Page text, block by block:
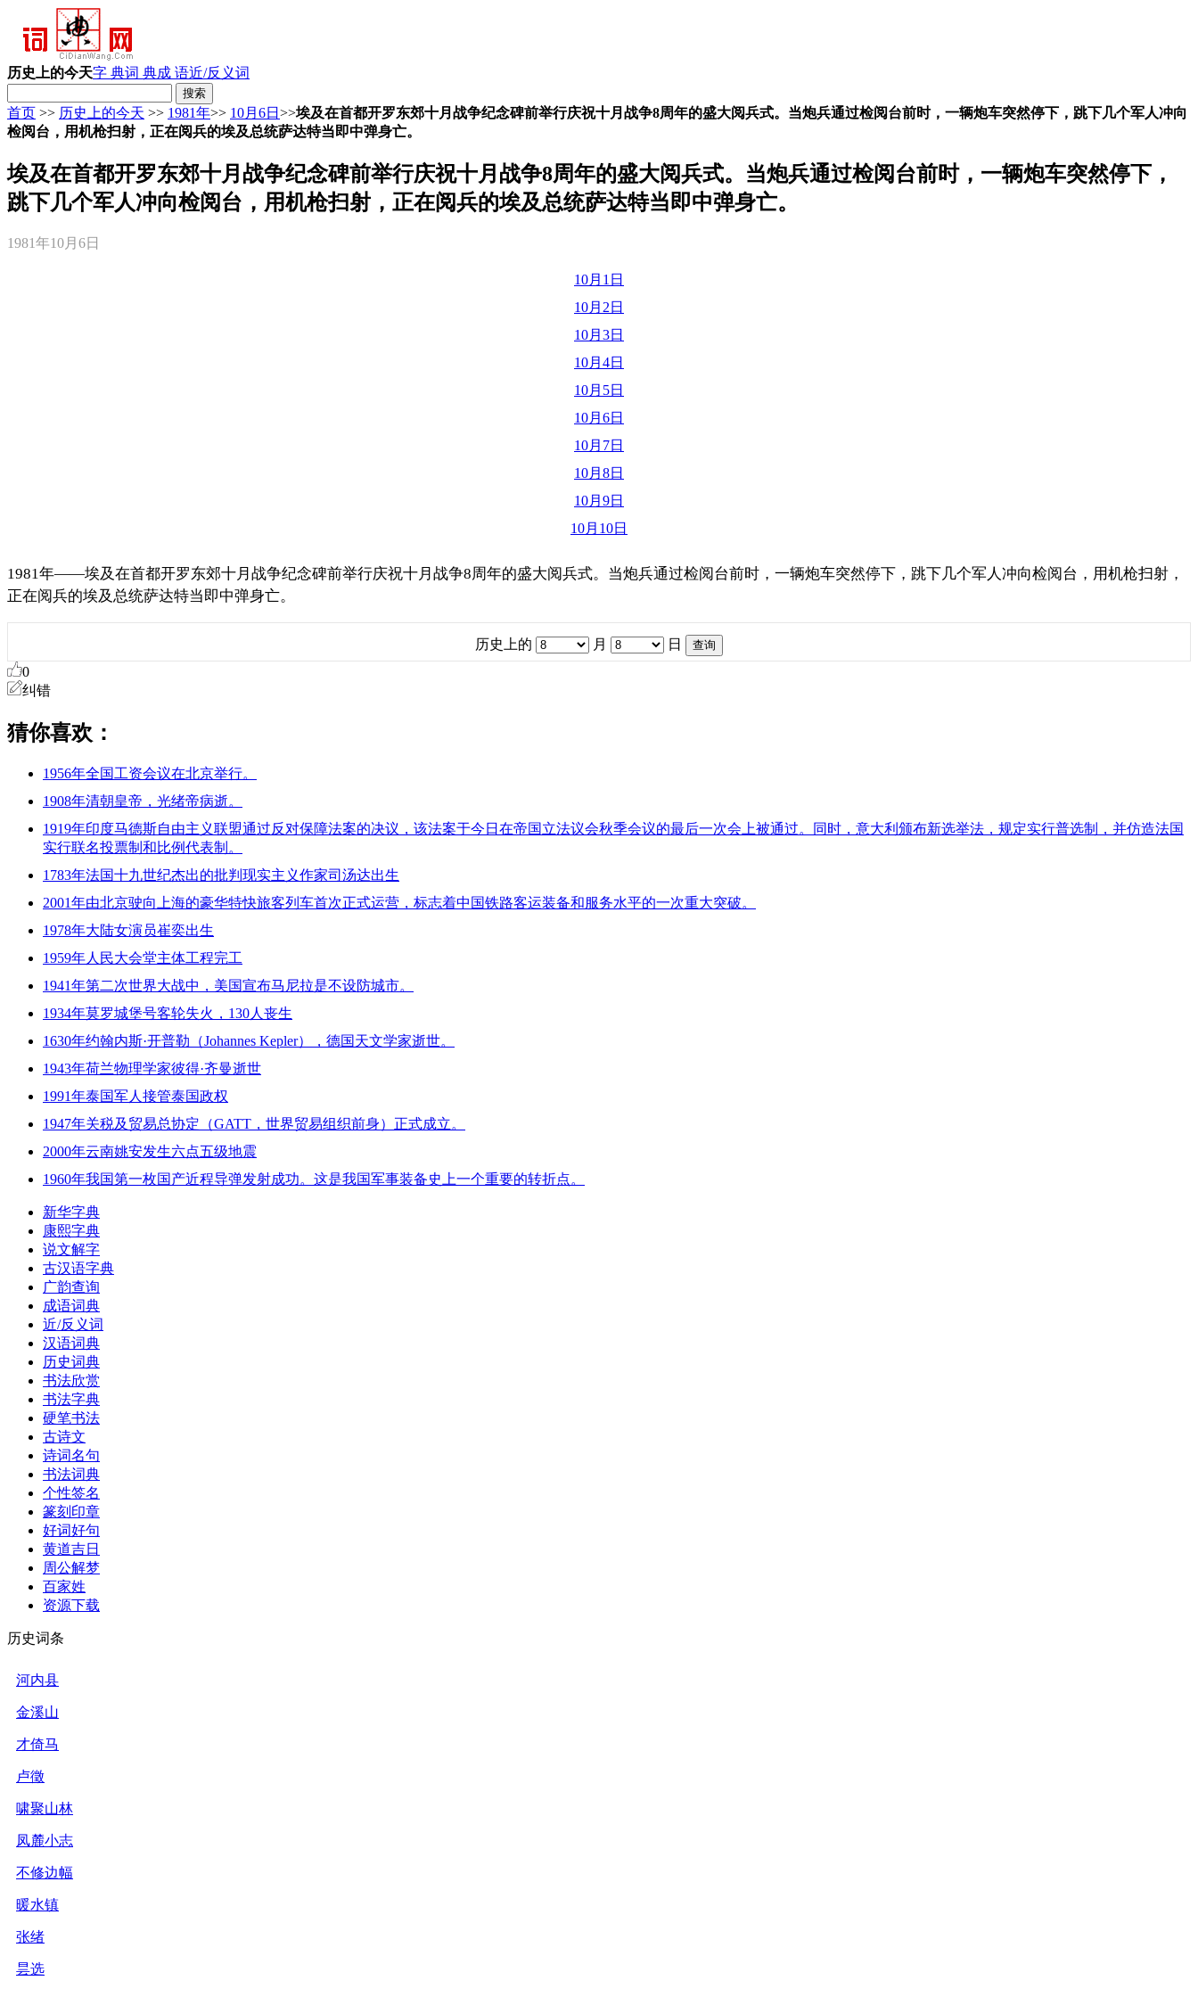
历史上的今天字 典词 典成 语近/反义词
首页 >> 历史上的今天 >> 1981年>> 10月6日 >>埃及在首都开罗东郊十月战争纪念碑前举行庆祝十月战争8周年的盛大阅兵式。当炮兵通过检阅台前时，一辆炮车突然停下，跳下几个军人冲向
检阅台，用机枪扫射，正在阅兵的埃及总统萨达特当即中弹身亡。
埃及在首都开罗东郊十月战争纪念碑前举行庆祝十月战争8周年的盛大阅兵式。当炮兵通过检阅台前时，一辆炮车突然停下，
跳下几个军人冲向检阅台，用机枪扫射，正在阅兵的埃及总统萨达特当即中弹身亡。
1981年10月6日
10月1日
10月2日
10月3日
10月4日
10月5日
10月6日
10月7日
10月8日
10月9日
10月10日
1981年——埃及在首都开罗东郊十月战争纪念碑前举行庆祝十月战争8周年的盛大阅兵式。当炮兵通过检阅台前时，一辆炮车突然停下，跳下几个军人冲向检阅台，用机枪扫射，
正在阅兵的埃及总统萨达特当即中弹身亡。
历史上的 月
日
0
纠错
猜你喜欢：
1956年全国工资会议在北京举行。
1908年清朝皇帝，光绪帝病逝。
1919年印度马德斯自由主义联盟通过反对保障法案的决议，该法案于今日在帝国立法议会秋季会议的最后一次会上被通过。同时，意大利颁布新选举法，规定实行普选制，并仿造法国
实行联名投票制和比例代表制。
1783年法国十九世纪杰出的批判现实主义作家司汤达出生
2001年由北京驶向上海的豪华特快旅客列车首次正式运营，标志着中国铁路客运装备和服务水平的一次重大突破。
1978年大陆女演员崔奕出生
1959年人民大会堂主体工程完工
1941年第二次世界大战中，美国宣布马尼拉是不设防城市。
1934年莫罗城堡号客轮失火，130人丧生
1630年约翰内斯·开普勒（Johannes Kepler），德国天文学家逝世。
1943年荷兰物理学家彼得·齐曼逝世
1991年泰国军人接管泰国政权
1947年关税及贸易总协定（GATT，世界贸易组织前身）正式成立。
2000年云南姚安发生六点五级地震
1960年我国第一枚国产近程导弹发射成功。这是我国军事装备史上一个重要的转折点。
新华字典
康熙字典
说文解字
古汉语字典
广韵查询
成语词典
近/反义词
汉语词典
历史词典
书法欣赏
书法字典
硬笔书法
古诗文
诗词名句
书法词典
个性签名
篆刻印章
好词好句
黄道吉日
周公解梦
百家姓
资源下载
历史词条
河内县
金溪山
才倚马
卢徵
啸聚山林
凤麓小志
不修边幅
暖水镇
张绪
昙选